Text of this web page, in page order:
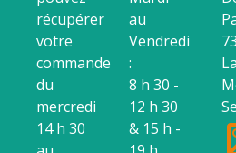
récupérer
votre
commande
du
mercredi
14 h 30
au
Vendredi
:
8 h 30 -
12 h 30
& 15 h -
La